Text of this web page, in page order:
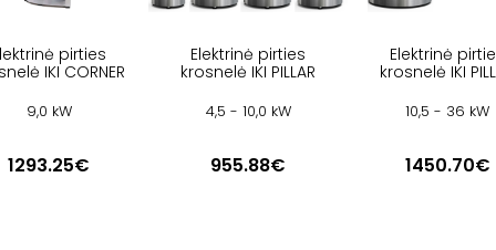
pirties
IKI CORNER
9,0 kW
1293.25€
Elektrinė pirties
krosnelė IKI PILLAR
4,5 - 10,0 kW
955.88€
Elektrinė
krosnelė IKI
10,5 - 36 kW
1450.70€